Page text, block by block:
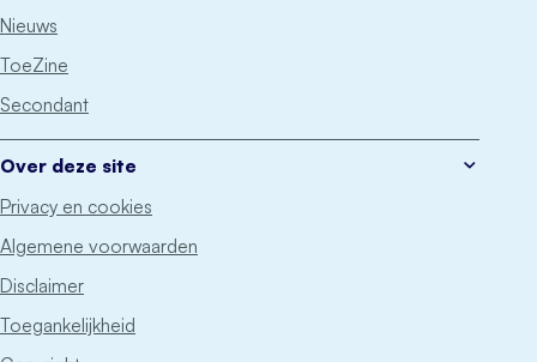
Nieuws
ToeZine
Secondant
Over deze site
Privacy en cookies
Algemene voorwaarden
Disclaimer
Toegankelijkheid